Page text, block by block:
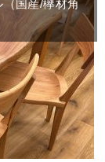
（国産/欅材角